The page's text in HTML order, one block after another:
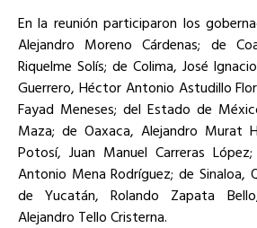
En la reunión participaron los
Alejandro Moreno Cárdenas; de
Riquelme Solís; de Colima, José
Guerrero, Héctor Antonio Astudillo
Fayad Meneses; del Estado de
Maza; de Oaxaca, Alejandro Murat
Potosí, Juan Manuel Carreras
Antonio Mena Rodríguez; de Sinaloa,
de Yucatán, Rolando Zapata
Alejandro Tello Cristerna.